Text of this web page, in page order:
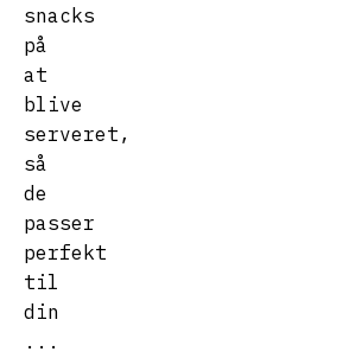
snacks
på
at
blive
serveret,
så
de
passer
perfekt
til
din
...